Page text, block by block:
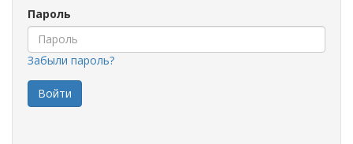
Пароль
Забыли пароль?